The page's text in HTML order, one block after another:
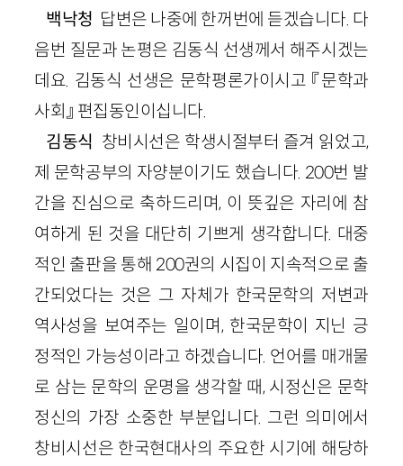
백낙청 답변은 나중에 한꺼번에 듣겠습니다. 다
음번 질문과 논평은 김동식 선생께서 해주시겠는
데요. 김동식 선생은 문학평론가이시고 『문학과
사회』 편집동인이십니다.
김동식 창비시선은 학생시절부터 즐겨 읽었고,
제 문학공부의 자양분이기도 했습니다. 200번 발
간을 진심으로 축하드리며, 이 뜻깊은 자리에 참
여하게 된 것을 대단히 기쁘게 생각합니다. 대중
적인 출판을 통해 200권의 시집이 지속적으로 출
간되었다는 것은 그 자체가 한국문학의 저변과
역사성을 보여주는 일이며, 한국문학이 지닌 긍
정적인 가능성이라고 하겠습니다. 언어를 매개물
로 삼는 문학의 운명을 생각할 때, 시정신은 문학
정신의 가장 소중한 부분입니다. 그런 의미에서
창비시선은 한국현대사의 주요한 시기에 해당하